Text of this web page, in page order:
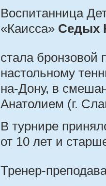
Воспитанница
«Каисса» Седых
стала бронзовой
настольному
на-Дону, в
Анатолием (г.
В турнире
от 10 лет и
Тренер-